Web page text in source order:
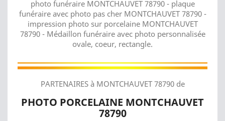
photo funéraire MONTCHAUVET 78790 - plaque
funéraire avec photo pas cher MONTCHAUVET 78790 -
impression photo sur porcelaine MONTCHAUVET
78790 - Médaillon funéraire avec photo personnalisée
ovale, coeur, rectangle.
PARTENAIRES à MONTCHAUVET 78790 de
PHOTO PORCELAINE MONTCHAUVET
78790